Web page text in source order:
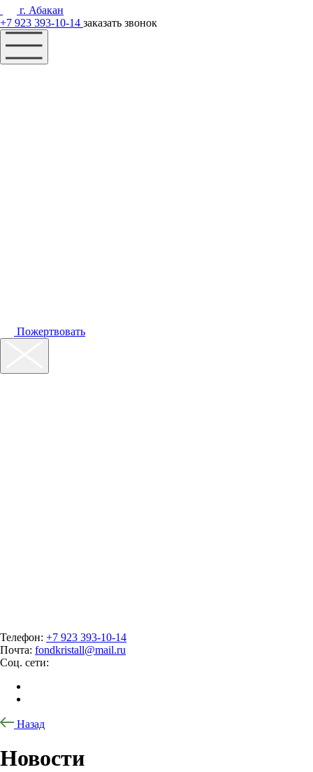
г. Абакан
+7 923 393-10-14 заказать звонок
Пожертвовать
Телефон: +7 923 393-10-14
Почта: fondkristall@mail.ru
Соц. сети:
Назад
Новости